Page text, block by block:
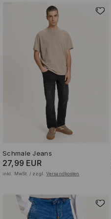
Schmale Jeans
27,99 EUR
inkl. MwSt. / zzgl. Versandkosten